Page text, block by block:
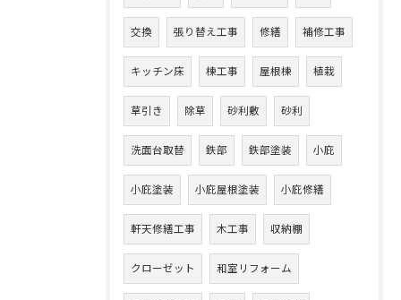
交換 張り替え工事 修繕 補修工事
キッチン床 棟工事 屋根棟 植栽
草引き 除草 砂利敷 砂利
洗面台取替 鉄部 鉄部塗装 小庇
小庇塗装 小庇屋根塗装 小庇修繕
軒天修繕工事 木工事 収納棚
クローゼット 和室リフォーム